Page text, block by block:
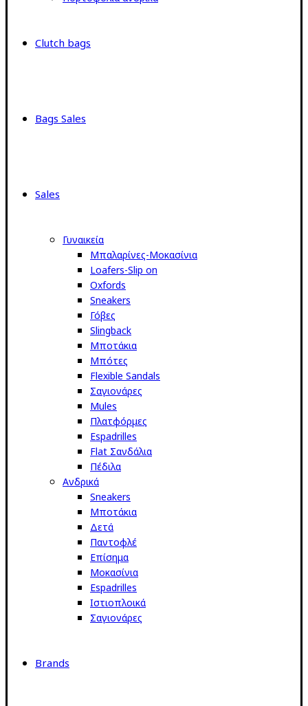
Clutch bags
Bags Sales
Sales
Γυναικεία
Μπαλαρίνες-Μοκασίνια
Loafers-Slip on
Oxfords
Sneakers
Γόβες
Slingback
Μποτάκια
Μπότες
Flexible Sandals
Σαγιονάρες
Mules
Πλατφόρμες
Espadrilles
Flat Σανδάλια
Πέδιλα
Ανδρικά
Sneakers
Μποτάκια
Δετά
Παντοφλέ
Επίσημα
Μοκασίνια
Espadrilles
Ιστιοπλοικά
Σαγιονάρες
Brands